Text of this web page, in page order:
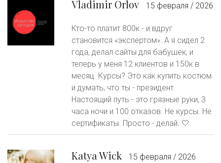
Vladimir Orlov 15 февраля / 2026
Кто-то платит 800к - и вдруг
становится «экспертом». А я сидел 2
года, делал сайты для бабушек, и
теперь у меня 12 клиентов и 150к в
месяц. Курсы? Это как купить костюм
и думать, что ты - президент.
Настоящий путь - это грязные руки, 3
часа ночи и 100 отказов. Не курсы. Не
сертификаты. Просто - делай. 🤍
Katya Wick 15 февраля / 2026